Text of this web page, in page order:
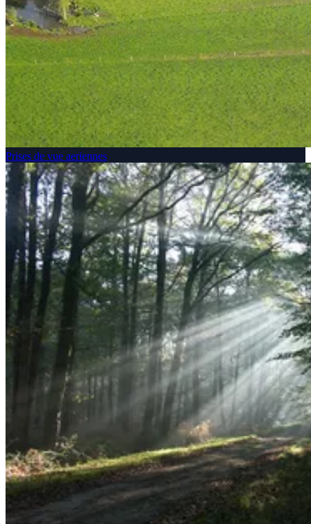
Prises de vue aeriennes